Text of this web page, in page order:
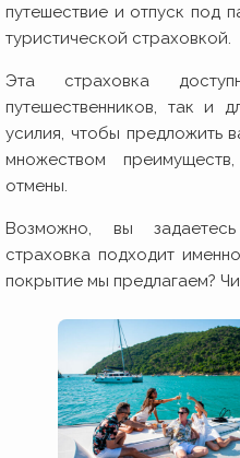
путешествие и отпуск под
туристической страховкой.
Эта страховка
путешественников, так и
усилия, чтобы предложить
множеством
отмены.
Возможно, вы
страховка подходит
покрытие мы предлагаем?